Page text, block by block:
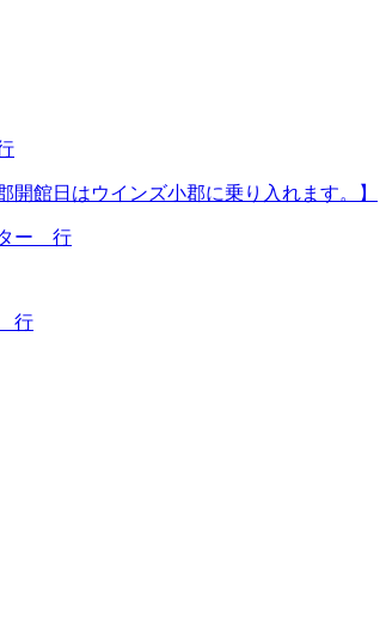
開館日はウインズ小郡に乗り入れます。】
ター 行
行